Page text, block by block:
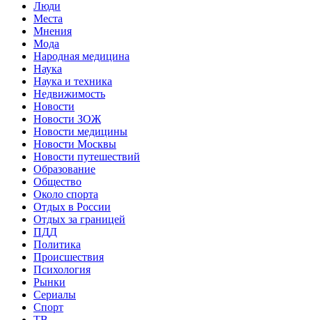
Люди
Места
Мнения
Мода
Народная медицина
Наука
Наука и техника
Недвижимость
Новости
Новости ЗОЖ
Новости медицины
Новости Москвы
Новости путешествий
Образование
Общество
Около спорта
Отдых в России
Отдых за границей
ПДД
Политика
Происшествия
Психология
Рынки
Сериалы
Спорт